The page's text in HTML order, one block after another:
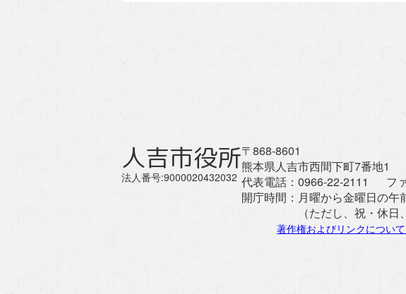
人吉市役所
法人番号:9000020432032
〒868-8601
熊本県人吉市西間下町7番地1
代表電話： 0966-22-2111 フ
開庁時間： 月曜から金曜日の午
（ただし、祝・休
著作権およびリンクについて